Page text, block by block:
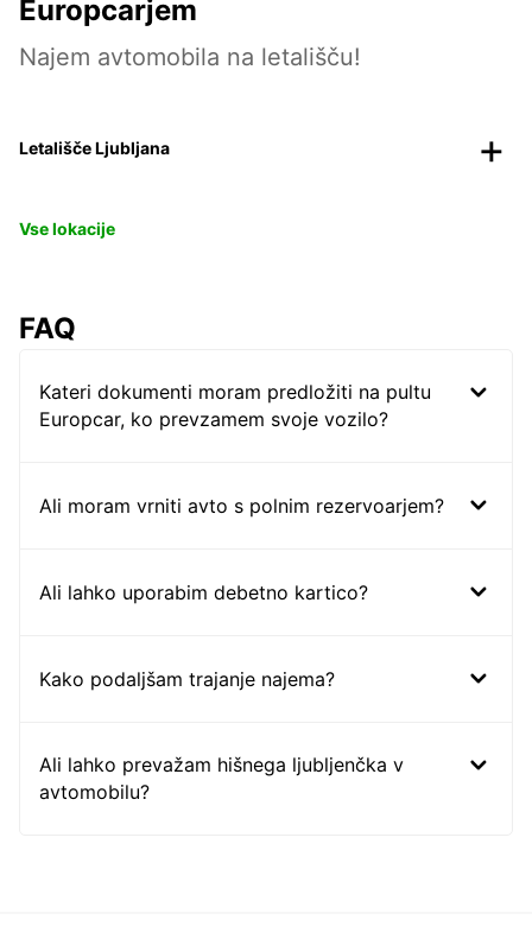
Europcarjem
Najem avtomobila na letališču!
Letališče Ljubljana
Vse lokacije
FAQ
Kateri dokumenti moram predložiti na pultu
Europcar, ko prevzamem svoje vozilo?
Ali moram vrniti avto s polnim rezervoarjem?
Ali lahko uporabim debetno kartico?
Kako podaljšam trajanje najema?
Ali lahko prevažam hišnega ljubljenčka v
avtomobilu?